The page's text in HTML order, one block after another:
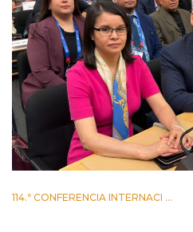
114.ª CONFERENCIA INTERNACI ...